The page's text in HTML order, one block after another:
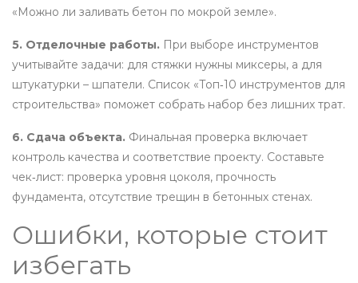
«Можно ли заливать бетон по мокрой земле».
5. Отделочные работы. При выборе инструментов
учитывайте задачи: для стяжки нужны миксеры, а для
штукатурки – шпатели. Список «Топ‑10 инструментов для
строительства» поможет собрать набор без лишних трат.
6. Сдача объекта. Финальная проверка включает
контроль качества и соответствие проекту. Составьте
чек‑лист: проверка уровня цоколя, прочность
фундамента, отсутствие трещин в бетонных стенах.
Ошибки, которые стоит
избегать